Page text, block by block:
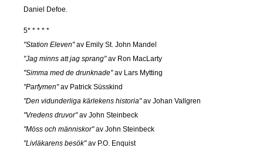
Daniel Defoe.
5* * * * *
"Station Eleven"av Emily St. John Mandel
"Jag minns att jag sprang"av Ron MacLarty
"Simma med de drunknade"av Lars Mytting
"Parfymen"av Patrick Süsskind
"Den vidunderliga kärlekens historia"av Johan Vallgren
"Vredens druvor"av John Steinbeck
"Möss och människor"av John Steinbeck
"Livläkarens besök"av P.O. Enquist